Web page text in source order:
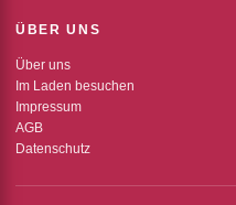
ÜBER UNS
Über uns
Im Laden besuchen
Impressum
AGB
Datenschutz